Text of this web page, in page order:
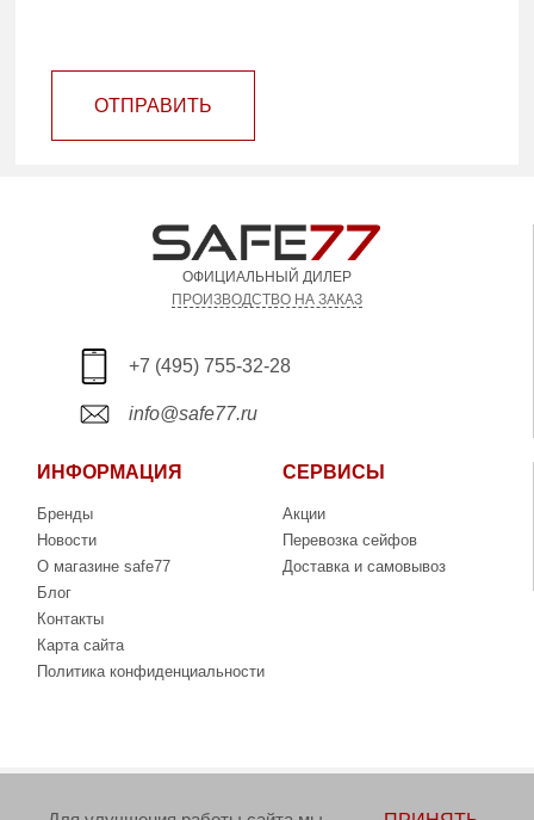
ОТПРАВИТЬ
ОФИЦИАЛЬНЫЙ ДИЛЕР
ПРОИЗВОДСТВО НА ЗАКАЗ
+7 (495) 755-32-28
info@safe77.ru
ИНФОРМАЦИЯ
Бренды
Новости
О магазине safe77
Блог
Контакты
Карта сайта
Политика конфиденциальности
СЕРВИСЫ
Акции
Перевозка сейфов
Доставка и самовывоз
Copyright © 2006-2026. Интернет-магазин сейфов